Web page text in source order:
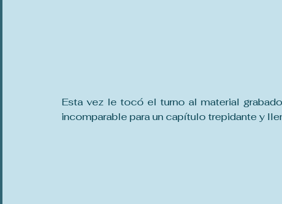
Esta vez le tocó el turno al material
incomparable para un capítulo trepidante y